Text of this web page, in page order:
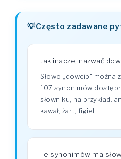
Często zadawane
Jak inaczej nazwać
Słowo „dowcip" można
107 synonimów
słowniku, na przykład:
kawał, żart, figiel.
Ile synonimów ma